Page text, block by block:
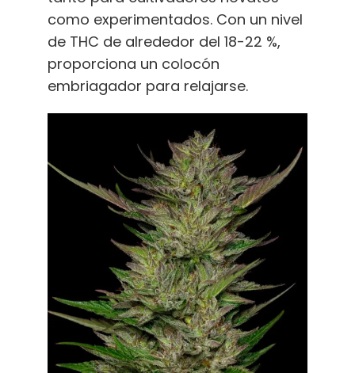
como experimentados. Con un nivel
de THC de alrededor del 18-22 %,
proporciona un colocón
embriagador para relajarse.